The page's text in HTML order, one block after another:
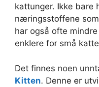
kattunger. Ikke bare
næringsstoffene
har også ofte
enklere for små
Det finnes noen
Kitten. Denne er